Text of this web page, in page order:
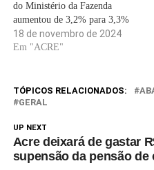
do Ministério da Fazenda
aumentou de 3,2% para 3,3%
a estimativa de crescimento da
economia brasileira neste ano,
segunda-feira (18) pela pasta.
Em relação à inflação oficial,
18 de novembro de 2024
Em "ACRE"
TÓPICOS RELACIONADOS:
GERAL
UP NEXT
Acre deixará de gastar
supensão da pensão de